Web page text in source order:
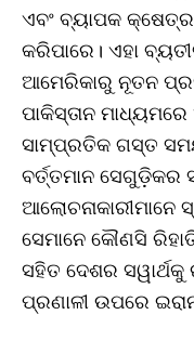
ଏବଂ ବ୍ୟାପକ
କରିପାରେ। ଏହା
ଆମେରିକାରୁ ନୂତନ
ପାକିସ୍ତାନ
ସାମ୍ପ୍ରତିକ ଗସ୍ତ
ବର୍ତ୍ତମାନ ସେଗୁଡ଼ିକର
ସେମାନେ କୌଣସି
ସହିତ ଦେଶର
ପ୍ରଣାଳୀ ଉପରେ